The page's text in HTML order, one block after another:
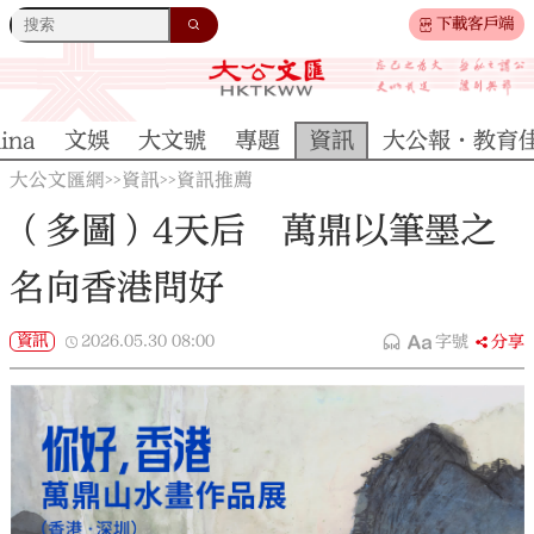
下載客戶端
文娛 大文號 專題 資訊 大公報·教育
大公文匯網>>資訊>>資訊推薦
（多圖）4天后 萬鼎以筆墨之
名向香港問好
資訊 2026.05.30 08:00 字號 分享